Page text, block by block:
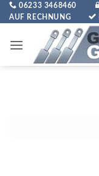
Zum
Inhalt
06233 3468460
AUF RECHNUNG